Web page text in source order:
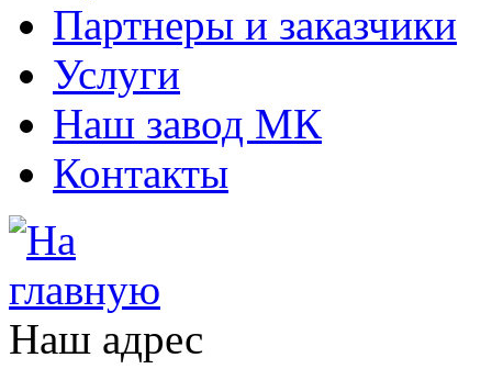
Партнеры и заказчики
Услуги
Наш завод МК
Контакты
Наш адрес